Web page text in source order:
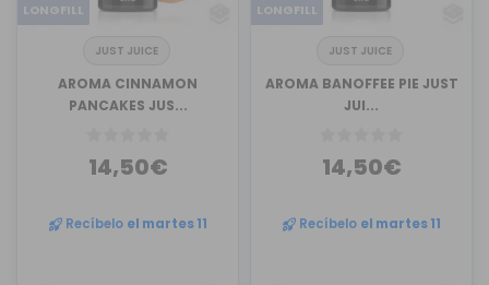
LONGFILL
JUST JUICE
AROMA CINNAMON
PANCAKES JUS...
14,50€
Recíbelo el martes 11
LONGFILL
JUST JUICE
AROMA BANOFFEE PIE JUST
JUI...
14,50€
Recíbelo el martes 11